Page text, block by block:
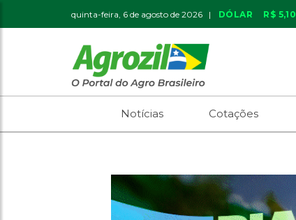
quinta-feira, 6 de agosto de 2026 | DÓLAR R$ 5,10
Notícias Cotações